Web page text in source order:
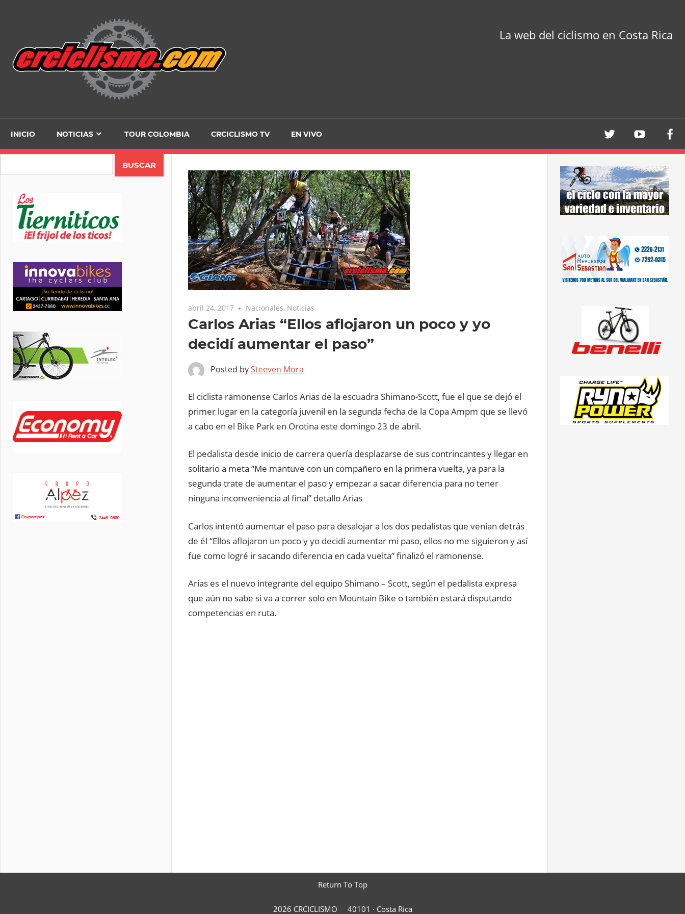
La web del ciclismo en Costa Rica
INICIO NOTICIAS TOUR COLOMBIA CRCICLISMO TV EN VIVO
abril 24, 2017 Nacionales, Noticias
Carlos Arias “Ellos aflojaron un poco y yo
decidí aumentar el paso”
Posted bySteeven Mora
El ciclista ramonense Carlos Arias de la escuadra Shimano-Scott, fue el que se dejó el
primer lugar en la categoría juvenil en la segunda fecha de la Copa Ampm que se llevó
a cabo en el Bike Park en Orotina este domingo 23 de abril.
El pedalista desde inicio de carrera quería desplazarse de sus contrincantes y llegar en
solitario a meta “Me mantuve con un compañero en la primera vuelta, ya para la
segunda trate de aumentar el paso y empezar a sacar diferencia para no tener
ninguna inconveniencia al final” detallo Arias
Carlos intentó aumentar el paso para desalojar a los dos pedalistas que venían detrás
de él “Ellos aflojaron un poco y yo decidí aumentar mi paso, ellos no me siguieron y así
fue como logré ir sacando diferencia en cada vuelta” finalizó el ramonense.
Arias es el nuevo integrante del equipo Shimano – Scott, según el pedalista expresa
que aún no sabe si va a correr solo en Mountain Bike o también estará disputando
competencias en ruta.
Return To Top
2026 CRCICLISMO 40101 · Costa Rica